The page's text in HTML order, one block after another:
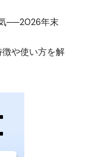
──2026年末
や使い方を解